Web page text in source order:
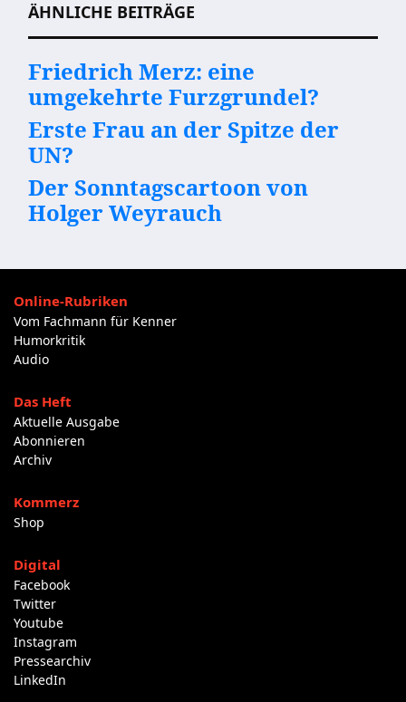
ÄHNLICHE BEITRÄGE
Friedrich Merz: eine
umgekehrte Furzgrundel?
Erste Frau an der Spitze der
UN?
Der Sonntagscartoon von
Holger Weyrauch
Online-Rubriken
Vom Fachmann für Kenner
Humorkritik
Audio
Das Heft
Aktuelle Ausgabe
Abonnieren
Archiv
Kommerz
Shop
Digital
Facebook
Twitter
Youtube
Instagram
Pressearchiv
LinkedIn